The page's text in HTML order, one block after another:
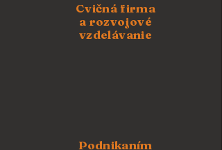
Cvičná firma
a rozvojové
vzdelávanie
Podnikaním